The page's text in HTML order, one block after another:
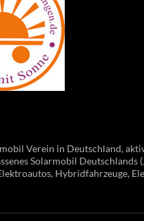
Verein in Deutschland,
Solarmobil Deutschlands
Hybridfahrzeuge,